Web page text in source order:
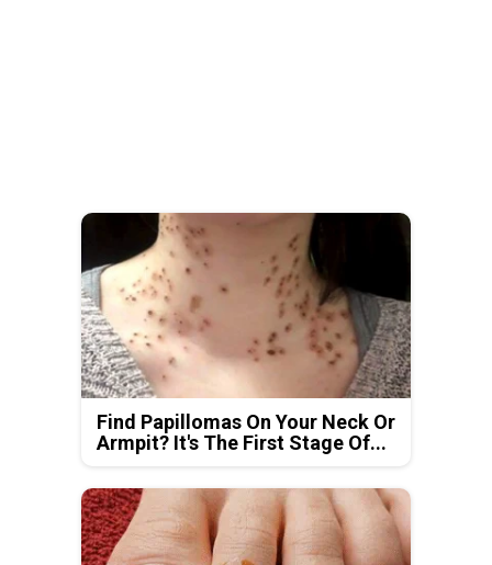
Find Papillomas On Your Neck Or
Armpit? It's The First Stage Of...